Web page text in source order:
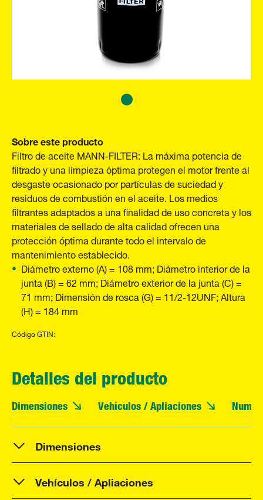
Sobre este producto
Filtro de aceite MANN-FILTER: La máxima potencia de
filtrado y una limpieza óptima protegen el motor frente al
desgaste ocasionado por partículas de suciedad y
residuos de combustión en el aceite. Los medios
filtrantes adaptados a una finalidad de uso concreta y los
materiales de sellado de alta calidad ofrecen una
protección óptima durante todo el intervalo de
mantenimiento establecido.
Diámetro externo (A) = 108 mm; Diámetro interior de la
junta (B) = 62 mm; Diámetro exterior de la junta (C) =
71 mm; Dimensión de rosca (G) = 11/2-12UNF; Altura
(H) = 184 mm
Código GTIN:
Detalles del producto
Dimensiones Vehículos / Apliaciones
Dimensiones
Vehículos / Apliaciones